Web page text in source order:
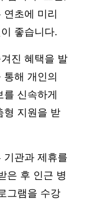
초에 미리
좋습니다.
진 혜택을 발
해 개인의
신속하게
형 지원을 받
기관과 제휴를
은 후 인근 병
그램을 수강